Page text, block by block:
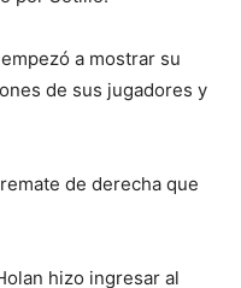
a mostrar su
de sus jugadores y
de derecha que
hizo ingresar al